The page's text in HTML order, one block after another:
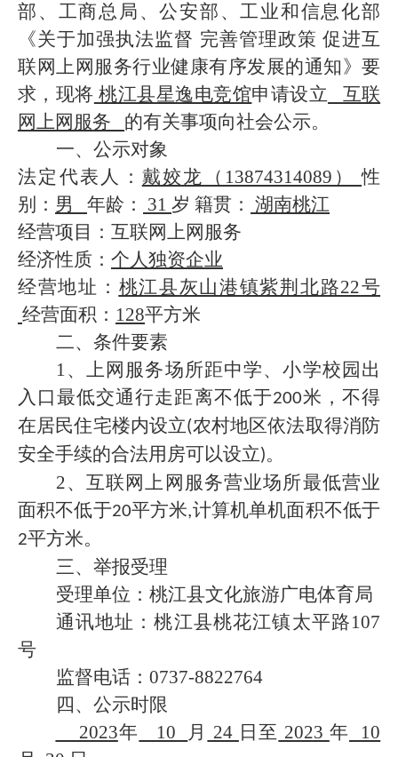
部、工商总局、公安部、工业和信息化部
《关于加强执法监督 完善管理政策 促进互
联网上网服务行业健康有序发展的通知》要
求，现将 桃江县星逸电竞馆申请设立
互联
网上网服务
的有关事项向社会公示。
一、公示对象
法定代表人： 戴姣龙 （ 13874314089 ）
性
别： 男 年龄： 31 岁 籍贯： 湖南桃江
经营项目：互联网上网服务
经济性质： 个人独资企业
经营地址： 桃江县灰山港镇紫荆北路22号
经营面积： 128平方米
二、条件要素
1、上网服务场所距中学、小学校园出
入口最低交通行走距离不低于200米，不得
在居民住宅楼内设立(农村地区依法取得消防
安全手续的合法用房可以设立)。
2、互联网上网服务营业场所最低营业
面积不低于20平方米,计算机单机面积不低于
2平方米。
三、举报受理
受理单位：桃江县文化旅游广电体育局
通讯地址：桃江县桃花江镇太平路107
号
监督电话： 0737-8822764
四、公示时限
2023年 10 月 24 日至 2023 年
10